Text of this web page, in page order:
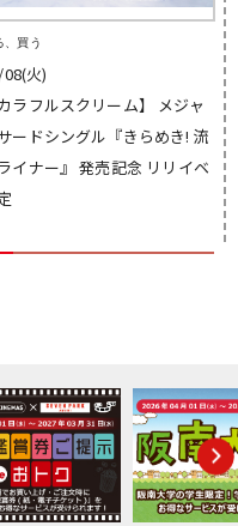
、買う
火)
カラフルスクリーム】 メジャ
ードシングル『きらめき! 流
イナー』 発売記念 リリイベ